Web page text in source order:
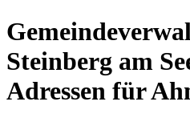
Steinberg am
Adressen für